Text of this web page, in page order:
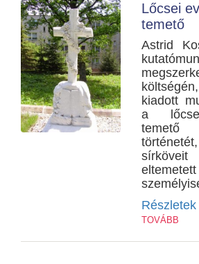
Lőcsei
temető
Astrid
kiadott
a
temető
Részletek
TOVÁBB